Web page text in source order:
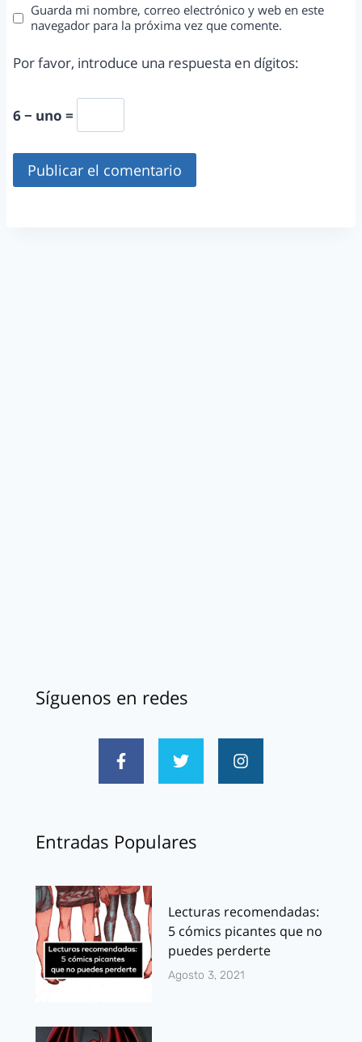
Guarda mi nombre, correo electrónico y web en este
navegador para la próxima vez que comente.
Por favor, introduce una respuesta en dígitos:
6 − uno =
Síguenos en redes
Entradas Populares
Lecturas recomendadas:
5 cómics picantes que no
puedes perderte
Agosto 3, 2021